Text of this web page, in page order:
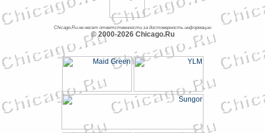
Chicago.Ru не несет ответственности за достоверность информации
© 2000-2026 Chicago.Ru